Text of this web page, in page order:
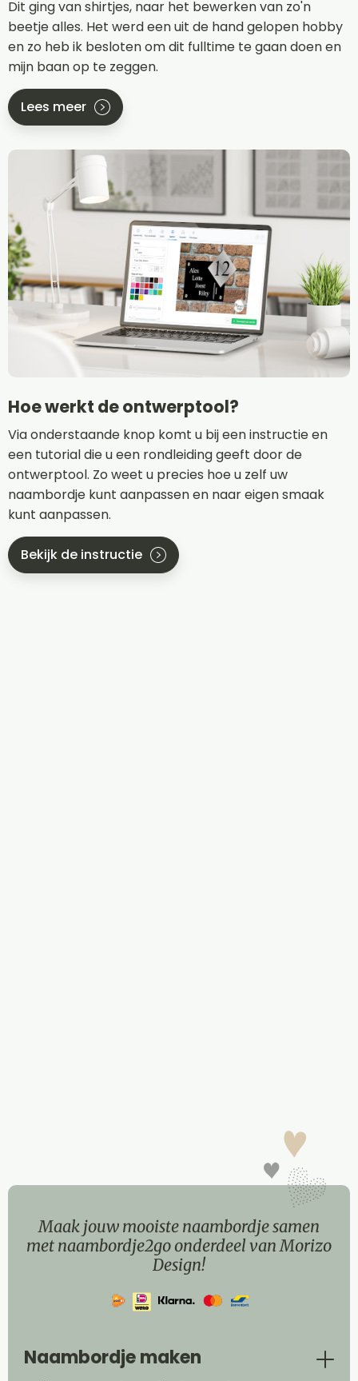
Dit ging van shirtjes, naar het bewerken van zo'n
beetje alles. Het werd een uit de hand gelopen hobby
en zo heb ik besloten om dit fulltime te gaan doen en
mijn baan op te zeggen.
Lees meer
Hoe werkt de ontwerptool?
Via onderstaande knop komt u bij een instructie en
een tutorial die u een rondleiding geeft door de
ontwerptool. Zo weet u precies hoe u zelf uw
naambordje kunt aanpassen en naar eigen smaak
kunt aanpassen.
Bekijk de instructie
Maak jouw mooiste naambordje samen
met naambordje2go onderdeel van Morizo
Design!
Naambordje maken